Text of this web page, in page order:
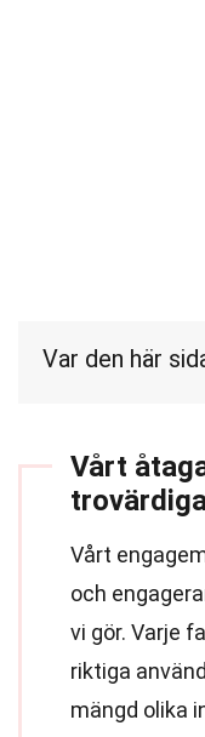
Var den här
Vårt
Vårt
och
vi gör. Varje
riktiga
mängd olika